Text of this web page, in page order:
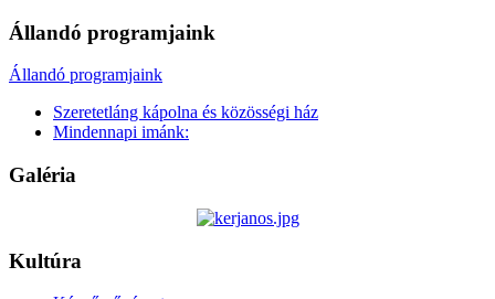
Állandó programjaink
Állandó programjaink
Szeretetláng kápolna és közösségi ház
Mindennapi imánk:
Galéria
Kultúra